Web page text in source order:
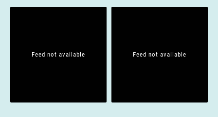
Feed not available Feed not available